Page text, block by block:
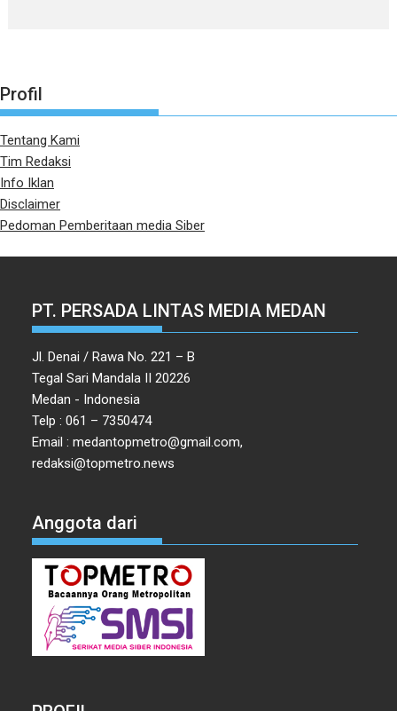
Profil
Tentang Kami
Tim Redaksi
Info Iklan
Disclaimer
Pedoman Pemberitaan media Siber
PT. PERSADA LINTAS MEDIA MEDAN
Jl. Denai / Rawa No. 221 – B
Tegal Sari Mandala II 20226
Medan - Indonesia
Telp : 061 – 7350474
Email : medantopmetro@gmail.com,
redaksi@topmetro.news
Anggota dari